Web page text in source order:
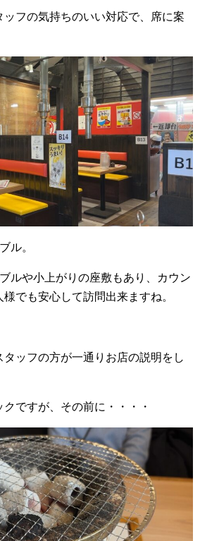
ッフの気持ちのいい対応で、席に案
ル。
ルや小上がりの座敷もあり、カウン
でも安心して訪問出来ますね。
ッフの方が一通りお店の説明をし
ですが、その前に・・・・